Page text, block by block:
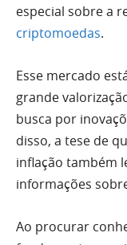
especial sobre a
criptomoedas.
Esse mercado
grande
busca por
disso, a tese de
inflação também
informações
Ao procurar